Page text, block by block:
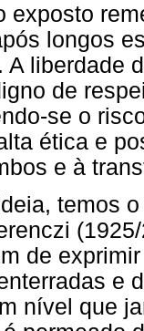
exposto
longos
A liberdade
de
se o
ética e
e à
temos
de
e
nível que